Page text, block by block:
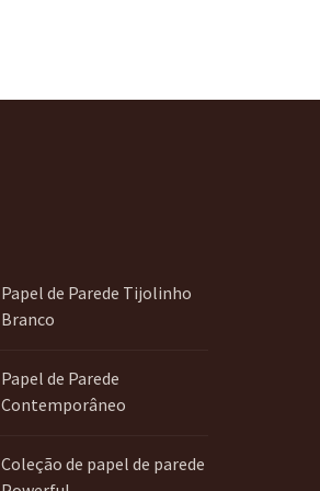
Papel de Parede Tijolinho
Branco
Papel de Parede
Contemporâneo
Coleção de papel de parede